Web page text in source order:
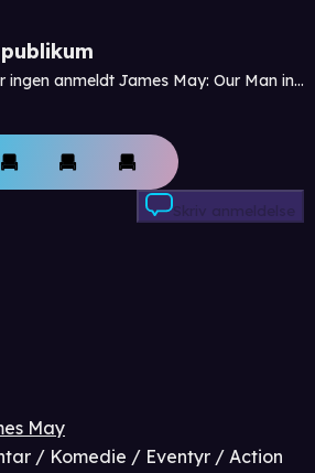
ingen anmeldt James May: Our Man in…
Skriv anmeldelse
May
/ Komedie / Eventyr / Action